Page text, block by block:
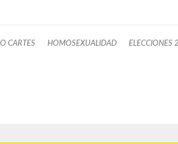
CARTES HOMOSEXUALIDAD ELECCIONES